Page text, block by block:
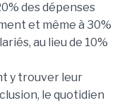
des dépenses
et même à 30%
au lieu de 10%
y trouver leur
le quotidien